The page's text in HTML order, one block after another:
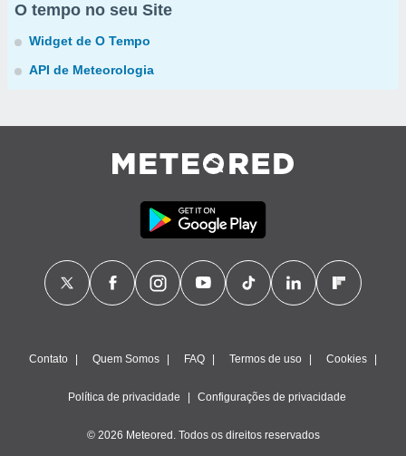
O tempo no seu Site
Widget de O Tempo
API de Meteorologia
Contato Quem Somos FAQ Termos de uso Cookies
Política de privacidade Configurações de privacidade
© 2026 Meteored. Todos os direitos reservados